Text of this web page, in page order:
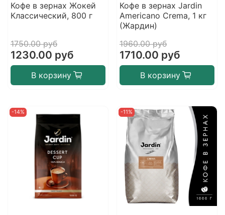
Кофе в зернах Жокей
Классический, 800 г
1750.00 руб
1230.00 руб
В корзину
Кофе в зернах Jardin
Americano Crema, 1 кг
(Жардин)
1960.00 руб
1710.00 руб
В корзину
-14% -11%